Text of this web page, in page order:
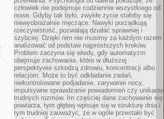
człowiek nie podejmuje codziennie wszystkiego od
nowa. Gdyby tak było, zwykłe życie stałoby się
niewyobrażalnie męczące. Nawyki porządkują
rzeczywistość, pozwalają działać sprawniej i
szybciej. Dzięki nim nie musimy za każdym razem
analizować od podstaw najprostszych kroków.
Problem zaczyna się wtedy, gdy automatyzm
obejmuje zachowania, które w dłuższej
perspektywie szkodzą zdrowiu, koncentracji albo
relacjom. Może to być odkładanie zadań,
niekontrolowane podjadanie, zarywanie nocy,
impulsywne sprawdzanie powiadomień czy unikanie
trudnych rozmów. Im częściej dane zachowanie się
powtarza, tym głębiej wpisuje się w strukturę dnia i
tym trudniej zauważyć, że w ogóle przestało być